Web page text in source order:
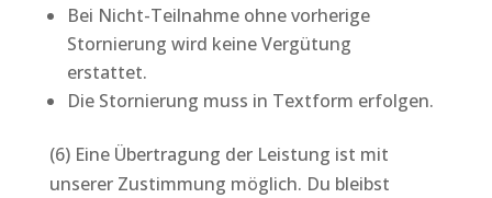
Bei Nicht-Teilnahme ohne vorherige
Stornierung wird keine Vergütung
erstattet.
Die Stornierung muss in Textform erfolgen.
(6) Eine Übertragung der Leistung ist mit
unserer Zustimmung möglich. Du bleibst